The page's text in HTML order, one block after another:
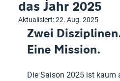
das Jahr 2025
Aktualisiert:22. Aug. 2025
Zwei
Eine Mission.
Die Saison 2025 ist kaum